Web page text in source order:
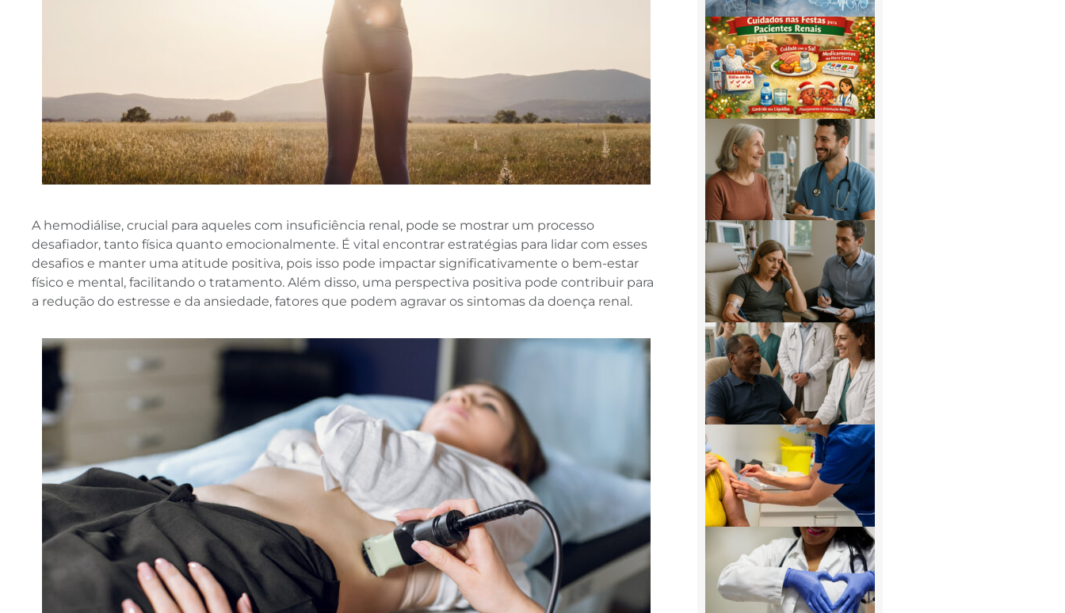
A hemodiálise, crucial para aqueles com insuficiência renal, pode se mostrar um processo
desafiador, tanto física quanto emocionalmente. É vital encontrar estratégias para lidar com esses
desafios e manter uma atitude positiva, pois isso pode impactar significativamente o bem-estar
físico e mental, facilitando o tratamento. Além disso, uma perspectiva positiva pode contribuir para
a redução do estresse e da ansiedade, fatores que podem agravar os sintomas da doença renal.